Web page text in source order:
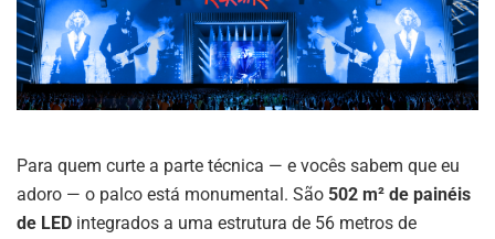
Para quem curte a parte técnica — e vocês sabem que eu
adoro — o palco está monumental. São 502 m² de painéis
de LED integrados a uma estrutura de 56 metros de